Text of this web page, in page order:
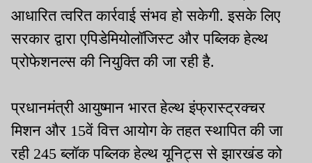
आधारित त्वरित कार्रवाई संभव हो सकेगी. इसके लिए
सरकार द्वारा एपिडेमियोलॉजिस्ट और पब्लिक हेल्थ
प्रोफेशनल्स की नियुक्ति की जा रही है.
प्रधानमंत्री आयुष्मान भारत हेल्थ इंफ्रास्ट्रक्चर
मिशन और 15वें वित्त आयोग के तहत स्थापित की जा
रही 245 ब्लॉक पब्लिक हेल्थ यूनिट्स से झारखंड को